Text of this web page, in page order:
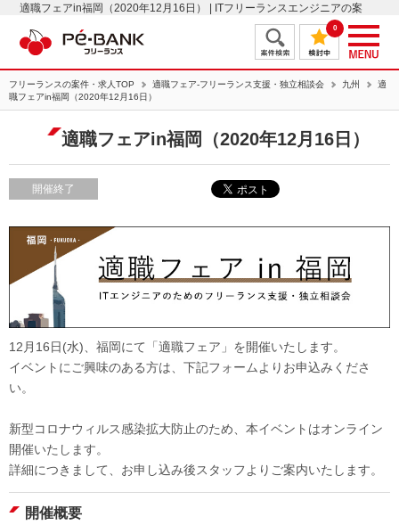
適職フェアin福岡（2020年12月16日） | ITフリーランスエンジニアの案
0
フリーランスの案件・求人TOP 適職フェア-フリーランス支援・独立相談会 九州
適
職フェアin福岡（2020年12月16日）
適職フェアin福岡（2020年12月16日）
開催終了
12月16日(水)、福岡にて「適職フェア」を開催いたします。
イベントにご興味のある方は、下記フォームよりお申込みくださ
い。
新型コロナウィルス感染拡大防止のため、本イベントはオンライン
開催いたします。
詳細につきまして、お申し込み後スタッフよりご案内いたします。
開催概要